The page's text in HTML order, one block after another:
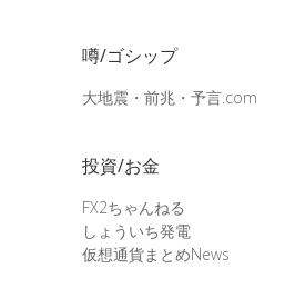
噂/ゴシップ
大地震・前兆・予言.com
投資/お金
FX2ちゃんねる
しょういち発電
仮想通貨まとめNews